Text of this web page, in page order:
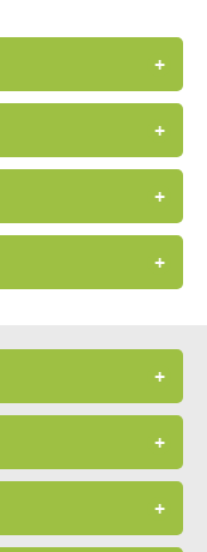
+
+
+
+
+
+
+